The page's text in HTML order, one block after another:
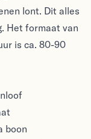
lont. Dit alles
Het formaat van
is ca. 80-90
boon